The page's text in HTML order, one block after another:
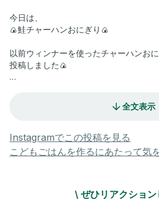
今日は、
🍙鮭チャーハンおにぎり🍙
以前ウィンナーを使ったチャーハンお
投稿しました🍙
あれを作ろうと冷蔵庫を見たら
しょうがないので、
たまたまありものの鮭フレークと
冷凍枝豆&コーンを入れたら
しかもおかわり率100%という
全文表示
Instagramでこの投稿を見る
こどもごはんを作るにあたって気
\ ぜひリアクショ